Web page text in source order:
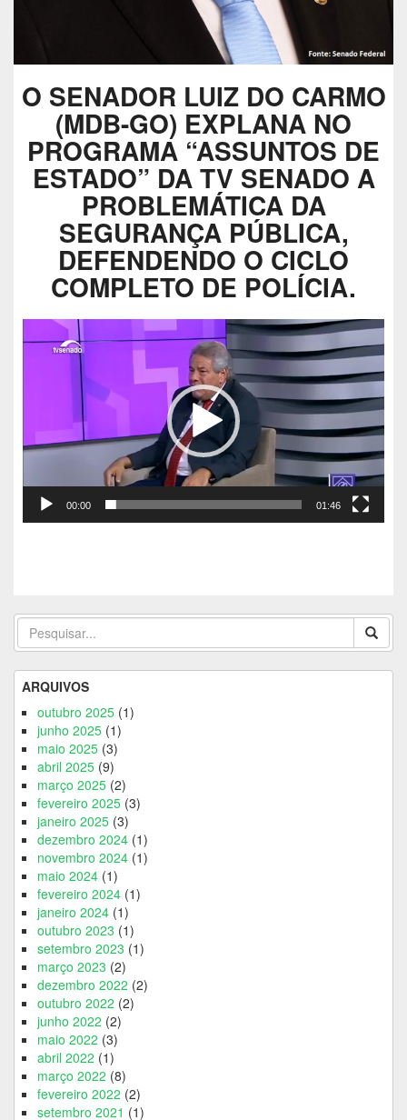
O SENADOR LUIZ DO CARMO
(MDB-GO) EXPLANA NO
PROGRAMA “ASSUNTOS DE
ESTADO” DA TV SENADO A
PROBLEMÁTICA DA
SEGURANÇA PÚBLICA,
DEFENDENDO O CICLO
COMPLETO DE POLÍCIA.
Tocador
de
00:00 01:46
ARQUIVOS
outubro 2025 (1)
junho 2025 (1)
maio 2025 (3)
abril 2025 (9)
março 2025 (2)
fevereiro 2025 (3)
janeiro 2025 (3)
dezembro 2024 (1)
novembro 2024 (1)
maio 2024 (1)
fevereiro 2024 (1)
janeiro 2024 (1)
outubro 2023 (1)
setembro 2023 (1)
março 2023 (2)
dezembro 2022 (2)
outubro 2022 (2)
junho 2022 (2)
maio 2022 (3)
abril 2022 (1)
março 2022 (8)
fevereiro 2022 (2)
setembro 2021 (1)